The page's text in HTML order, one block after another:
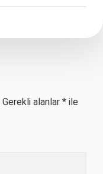
Gerekli alanlar * ile